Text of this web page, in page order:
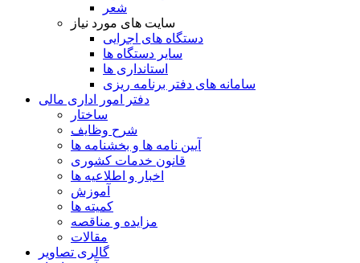
شعر
سایت های مورد نیاز
دستگاه های اجرایی
سایر دستگاه ها
استانداری ها
سامانه های دفتر برنامه ریزی
دفتر امور اداری مالی
ساختار
شرح وظایف
آیین نامه ها و بخشنامه ها
قانون خدمات کشوری
اخبار و اطلاعیه ها
آموزش
کمیته ها
مزایده و مناقصه
مقالات
گالری تصاویر